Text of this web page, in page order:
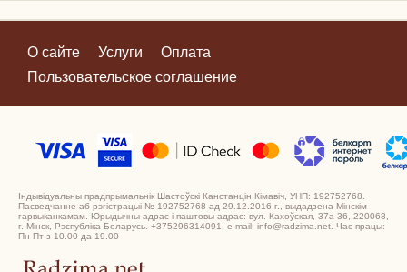
О сайте Услуги
Оплата
Пользовательское соглашение
Індывідуальны прадпрымальнік Шастоўскі Канстанцін Кімавіч, УНП: 192752768.
Пасведчанне аб рэгістрацыі № 192752768 ад 29.12.2016 г., выдадзена Мінскім
гарвыканкамам. Юрыдычны адрас і паштовы адрас: вул. Кахоўская, 37а-36, 220068,
г. Мінск, Рэспубліка Беларусь. +375296314091, e-mail: info@radzima.net. Час працы:
Пн-Пт з 10.00 да 19.00